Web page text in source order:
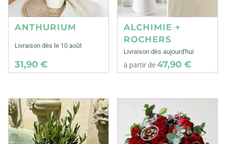
ANTHURIUM
Livraison dès le 10 août
31,90 €
ALCHIMIE +
ROCHERS
Livraison dès aujourd'hui
à partir de47,90 €